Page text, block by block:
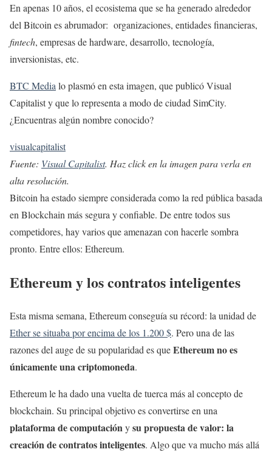
En apenas 10 años, el ecosistema que se ha generado alrededor
del Bitcoin es abrumador: organizaciones, entidades financieras,
fintech, empresas de hardware, desarrollo, tecnología,
inversionistas, etc.
BTC Media lo plasmó en esta imagen, que publicó Visual
Capitalist y que lo representa a modo de ciudad SimCity.
¿Encuentras algún nombre conocido?
visualcapitalist
Fuente: Visual Capitalist. Haz click en la imagen para verla en
alta resolución.
Bitcoin ha estado siempre considerada como la red pública basada
en Blockchain más segura y confiable. De entre todos sus
competidores, hay varios que amenazan con hacerle sombra
pronto. Entre ellos: Ethereum.
Ethereum y los contratos inteligentes
Esta misma semana, Ethereum conseguía su récord: la unidad de
Ether se situaba por encima de los 1.200 $. Pero una de las
razones del auge de su popularidad es queEthereum no es
únicamente una criptomoneda.
Ethereum le ha dado una vuelta de tuerca más al concepto de
blockchain. Su principal objetivo es convertirse en una
plataforma de computaciónysu propuesta de valor: la
creación de contratos inteligentes. Algo que va mucho más allá